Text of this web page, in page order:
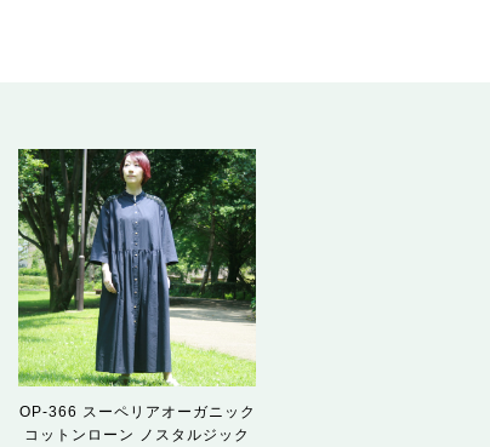
OP-366 スーペリアオーガニック
コットンローン ノスタルジック